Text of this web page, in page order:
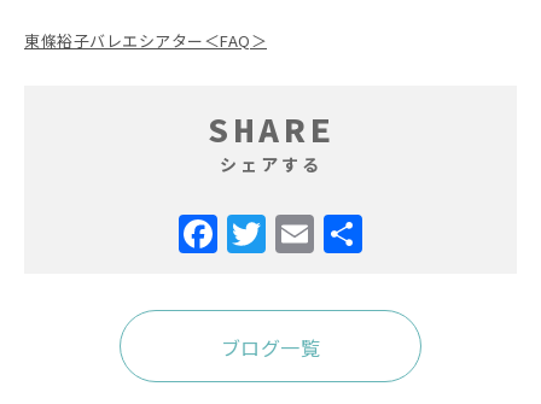
東條裕子バレエシアター＜FAQ＞
SHARE
シェアする
ブログ一覧